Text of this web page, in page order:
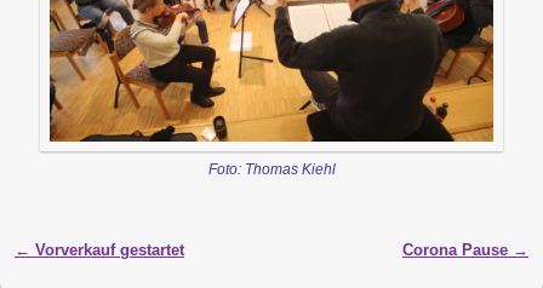
Foto: Thomas Kiehl
Artikelnavigation
← Vorverkauf gestartet Corona Pause →